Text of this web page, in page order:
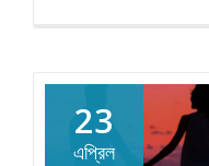
23
এপ্রিল